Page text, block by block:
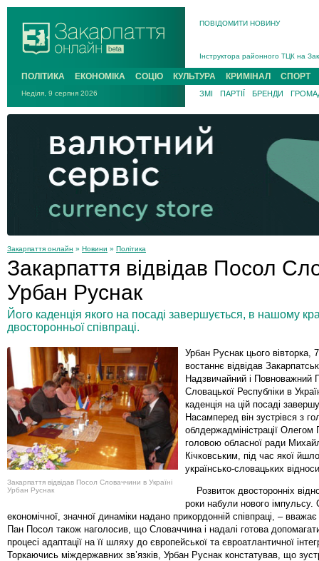
ПОВІДОМИТИ НОВИНУ
Інструктора районного ТЦК на
В Ужгороді попрощаються із
В Ужгороді 5 серпня
Підтвердили загибель
На війні з рф поліг військовий з
На війні загинув 26-річний
ПОЛІТИКА ЕКОНОМІКА СОЦІО КУЛЬТУРА КРИМІНАЛ СПОРТ
Неділя, 9 серпня 2026 ЗМІ ПАРТІЇ БРЕНДИ
Закарпаття онлайн » Новини » Політика
Закарпаття відвідав Посол
Урбан Руснак
Його каденція якого на посаді завершується, в нашому
двосторонньої співпраці.
Закарпаття відвідав Посол Словаччини в Україні
Урбан Руснак
Урбан Руснак цього вівторка,
востаннє відвідав
Надзвичайний і Повноважний
Словацької Республіки в
каденція на цій посаді
Насамперед він зустрівся з
облдержадміністрації Олегом
головою обласної ради
Кічковським, під час якої
українсько-словацьких
Розвиток двосторонніх
роки набули нового імпульсу.
економічної, значної динаміки надано прикордонній співпраці, –
Пан Посол також наголосив, що Словаччина і надалі готова допомагати
процесі адаптації на її шляху до європейської та євроатлантичної
Торкаючись міждержавних зв’язків, Урбан Руснак констатував, що